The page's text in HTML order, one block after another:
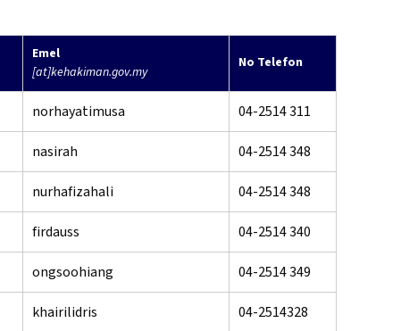
Emel
[at]kehakiman.gov.my
No Telefon
norhayatimusa 04-2514 311
nasirah 04-2514 348
nurhafizahali 04-2514 348
firdauss 04-2514 340
ongsoohiang 04-2514 349
khairilidris 04-2514328